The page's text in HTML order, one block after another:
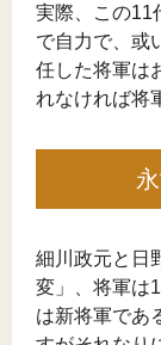
実際、この11
で自力で、或
任した将軍は
れなければ将
細川政元と日
変」、将軍は
は新将軍であ